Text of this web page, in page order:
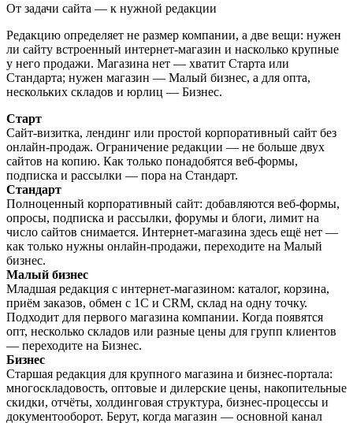
От задачи сайта — к нужной редакции
Редакцию определяет не размер компании, а две вещи: нужен
ли сайту встроенный интернет-магазин и насколько крупные
у него продажи. Магазина нет — хватит Старта или
Стандарта; нужен магазин — Малый бизнес, а для опта,
нескольких складов и юрлиц — Бизнес.
Старт
Сайт-визитка, лендинг или простой корпоративный сайт без
онлайн-продаж. Ограничение редакции — не больше двух
сайтов на копию. Как только понадобятся веб-формы,
подписка и рассылки — пора на Стандарт.
Стандарт
Полноценный корпоративный сайт: добавляются веб-формы,
опросы, подписка и рассылки, форумы и блоги, лимит на
число сайтов снимается. Интернет-магазина здесь ещё нет —
как только нужны онлайн-продажи, переходите на Малый
бизнес.
Малый бизнес
Младшая редакция с интернет-магазином: каталог, корзина,
приём заказов, обмен с 1С и CRM, склад на одну точку.
Подходит для первого магазина компании. Когда появятся
опт, несколько складов или разные цены для групп клиентов
— переходите на Бизнес.
Бизнес
Старшая редакция для крупного магазина и бизнес-портала:
многоскладовость, оптовые и дилерские цены, накопительные
скидки, отчёты, холдинговая структура, бизнес-процессы и
документооборот. Берут, когда магазин — основной канал